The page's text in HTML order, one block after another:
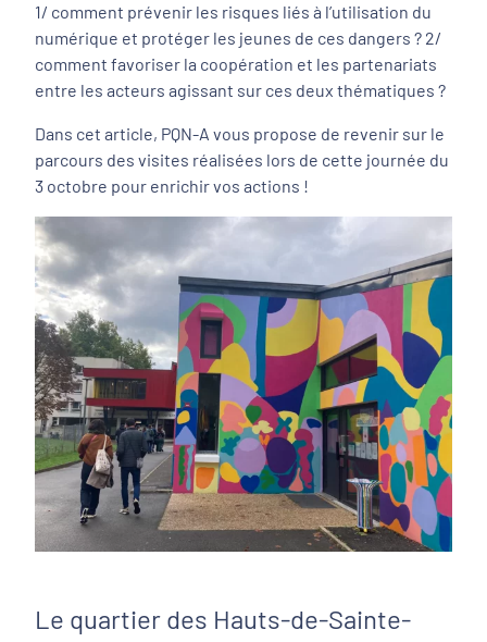
1/ comment prévenir les risques liés à l’utilisation du
numérique et protéger les jeunes de ces dangers ? 2/
comment favoriser la coopération et les partenariats
entre les acteurs agissant sur ces deux thématiques ?
Dans cet article, PQN-A vous propose de revenir sur le
parcours des visites réalisées lors de cette journée du
3 octobre pour enrichir vos actions !
Le quartier des Hauts-de-Sainte-